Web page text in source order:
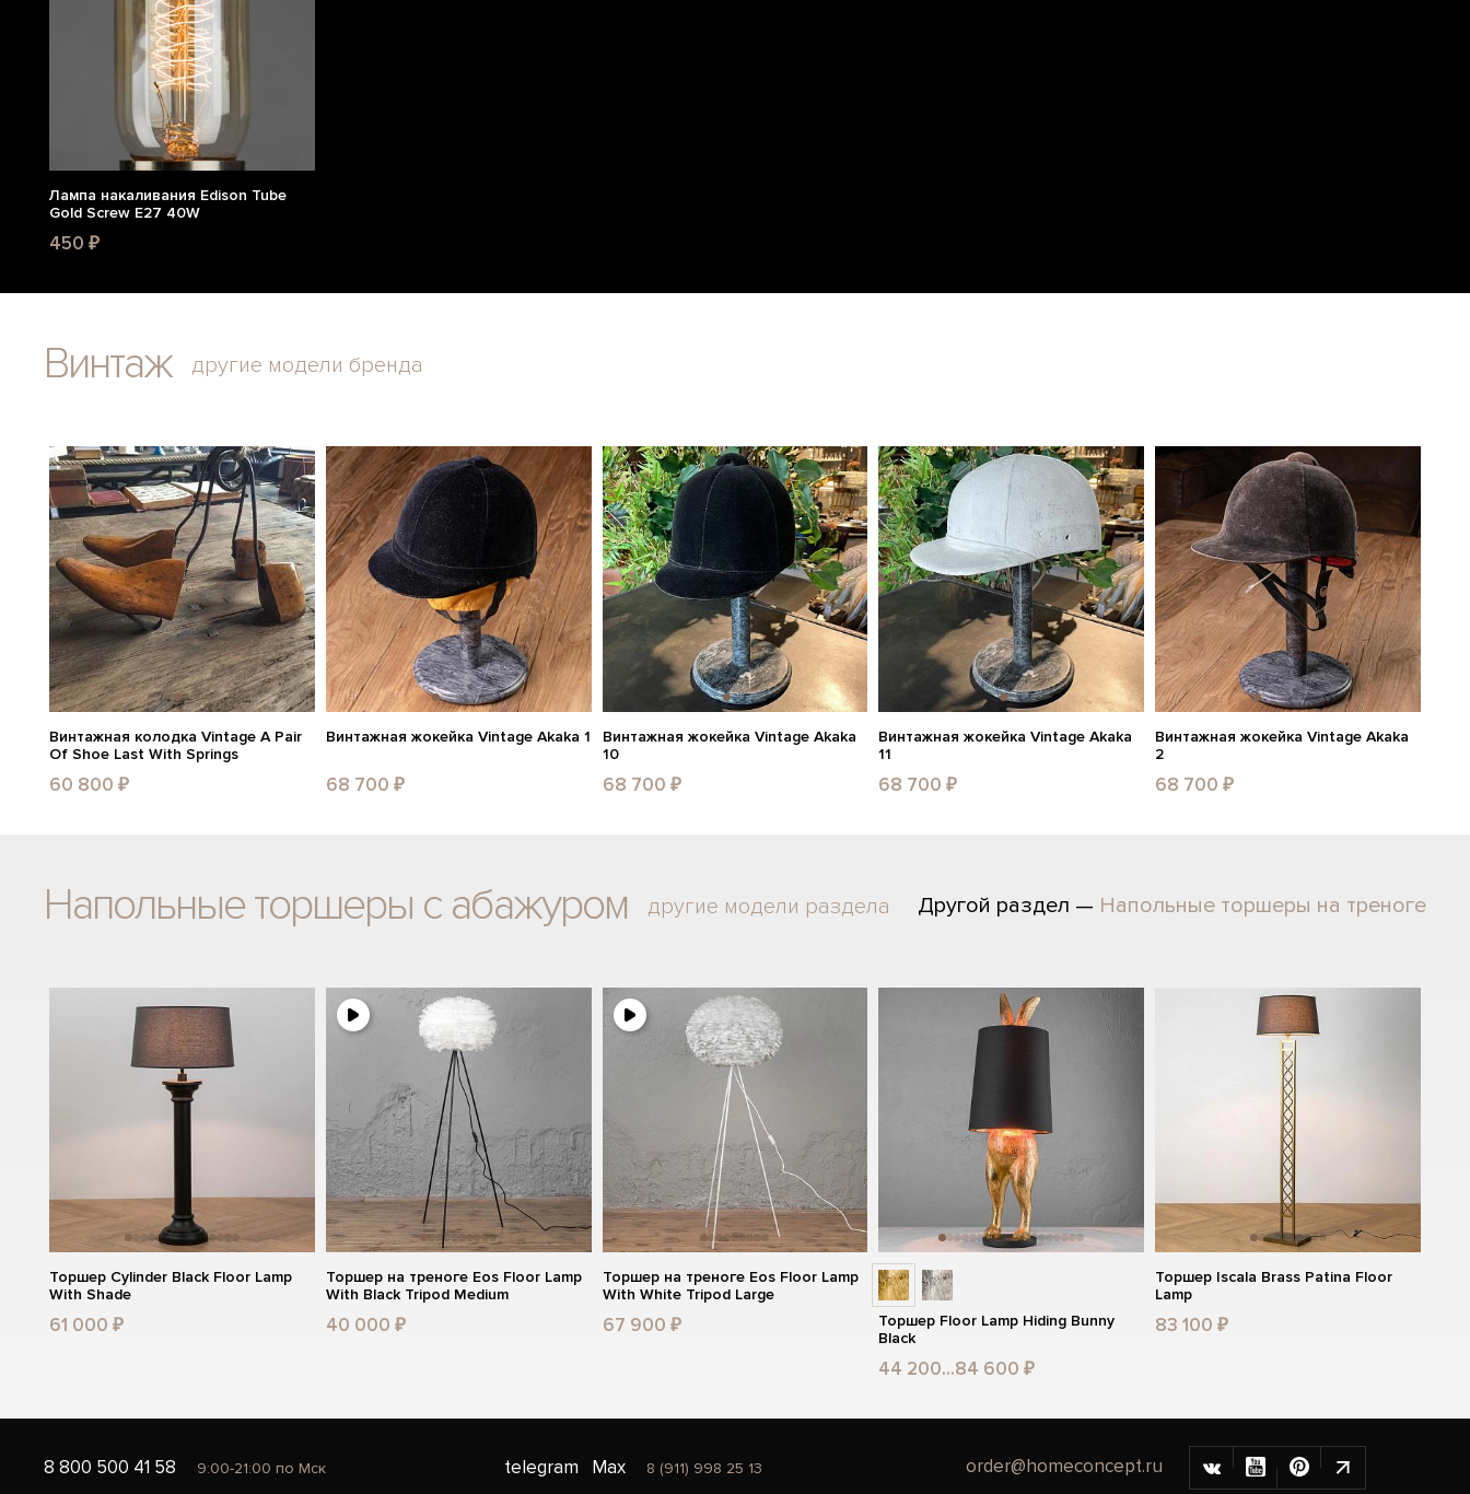
Лампа накаливания Edison Tube
Gold Screw E27 40W
450 ₽
Винтаж другие модели бренда
Винтажная колодка Vintage A Pair
Of Shoe Last With Springs
60 800 ₽
Винтажная жокейка Vintage Akaka 1
68 700 ₽
Винтажная жокейка Vintage Akaka
10
68 700 ₽
Винтажная жокейка Vintage Akaka
11
68 700 ₽
Винтажная жокейка Vintage Akaka
2
68 700 ₽
Напольные торшеры с абажуром другие модели раздела Другой раздел — Напольные торшеры на треноге
Торшер Cylinder Black Floor Lamp
With Shade
61 000 ₽
Торшер на треноге Eos Floor Lamp
With Black Tripod Medium
40 000 ₽
Торшер на треноге Eos Floor Lamp
With White Tripod Large
67 900 ₽
Торшер Floor Lamp Hiding Bunny
Black
44 200...84 600 ₽
Торшер Iscala Brass Patina Floor
Lamp
83 100 ₽
8 800 500 41 58 9:00-21:00 по Мск telegram Max 8 (911) 998 25 13 order@homeconcept.ru